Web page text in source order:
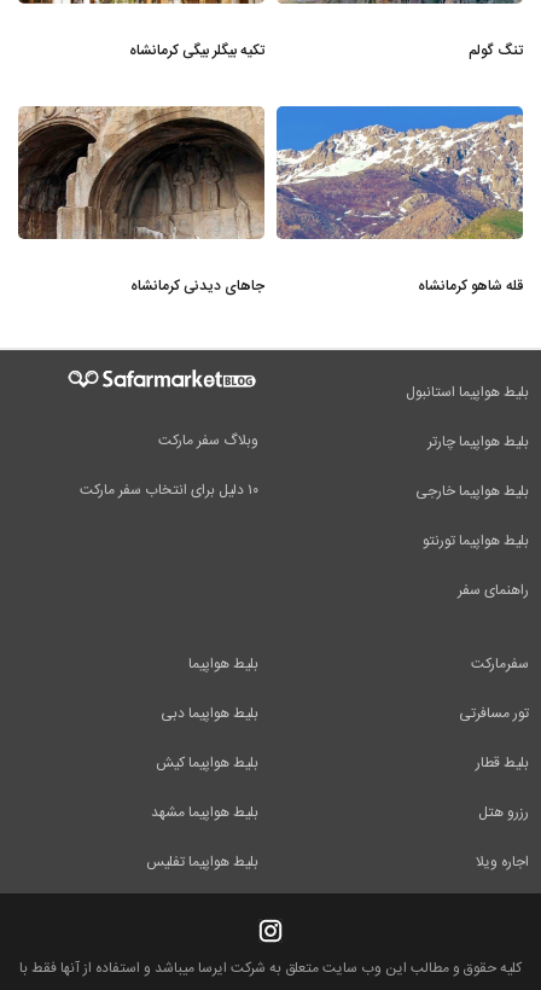
تنگ گولم تکیه بیگلر بیگی کرمانشاه
قله شاهو کرمانشاه جاهای دیدنی کرمانشاه
وبلاگ سفر مارکت
۱۰ دلیل برای انتخاب سفر مارکت
بلیط هواپیما استانبول
بلیط هواپیما چارتر
بلیط هواپیما خارجی
بلیط هواپیما تورنتو
راهنمای سفر
بلیط هواپیما
بلیط هواپیما دبی
بلیط هواپیما کیش
بلیط هواپیما مشهد
بلیط هواپیما تفلیس
سفرمارکت
تور مسافرتی
بلیط قطار
رزرو هتل
اجاره ویلا
کلیه حقوق و مطالب این وب سایت متعلق به شرکت ایرسا میباشد و استفاده از آنها فقط با